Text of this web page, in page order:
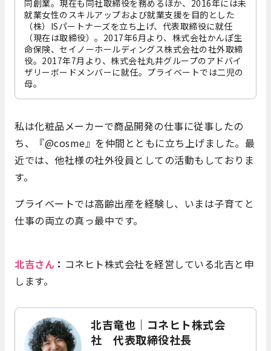
同創業。現在も同社取締役を務めるほか、2016年には未
就業女性のスキルアップおよび就業支援を目的とした
（株）ISパートナーズを立ち上げ、代表取締役に就任
（現在は取締役）。2017年6月より、株式会社かんぽ生
命保険、セイノーホールディングス株式会社の社外取締
役。2017年7月より、株式会社丸井グループのアドバイ
ザリーボードメンバーに就任。プライベートでは二児の
母。
私は化粧品メーカーで商品開発の仕事に従事したの
ち、『@cosme』を仲間とともに立ち上げました。最
近では、他社様の社外役員としての活動もしておりま
す。
プライベートでは高齢出産を経験し、いまは子育てと
仕事の両立の真っ最中です。
北吉さん ： コネヒト株式会社を経営している北吉と申
します。
北吉竜也｜コネヒト株式会
社 代表取締役社長